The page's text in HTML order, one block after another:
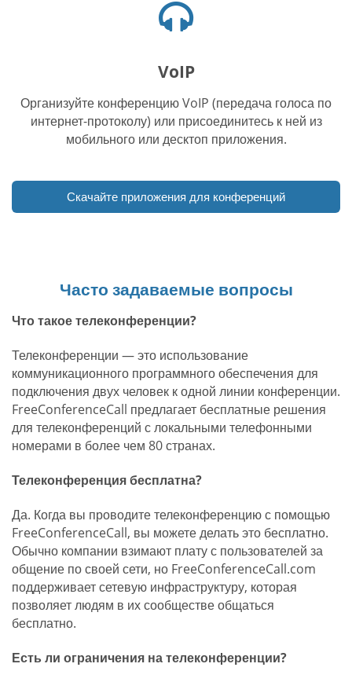
наушников
VoIP
Организуйте конференцию VoIP (передача голоса по
интернет-протоколу) или присоединитесь к ней из
мобильного или десктоп приложения.
Скачайте приложения для конференций
Часто задаваемые вопросы
Что такое телеконференции?
Телеконференции — это использование
коммуникационного программного обеспечения для
подключения двух человек к одной линии конференции.
FreeConferenceCall предлагает бесплатные решения
для телеконференций с локальными телефонными
номерами в более чем 80 странах.
Телеконференция бесплатна?
Да. Когда вы проводите телеконференцию с помощью
FreeConferenceCall, вы можете делать это бесплатно.
Обычно компании взимают плату с пользователей за
общение по своей сети, но FreeConferenceCall.com
поддерживает сетевую инфраструктуру, которая
позволяет людям в их сообществе общаться
бесплатно.
Есть ли ограничения на телеконференции?